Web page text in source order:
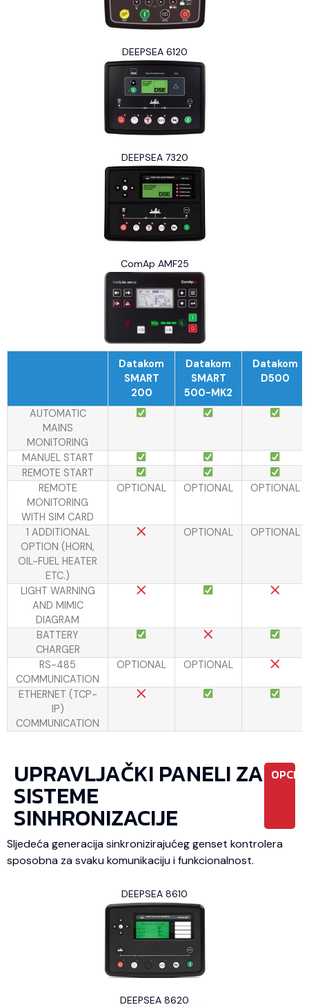
DEEPSEA 6120
DEEPSEA 7320
ComAp AMF25
Datakom
SMART
200
Datakom
SMART
500-MK2
Datakom
D500
AUTOMATIC
MAINS
MONITORING
MANUEL START
REMOTE START
REMOTE
MONITORING
WITH SIM CARD
OPTIONAL OPTIONAL OPTIONAL
1 ADDITIONAL
OPTION (HORN,
OIL-FUEL HEATER
ETC.)
OPTIONAL OPTIONAL
LIGHT WARNING
AND MIMIC
DIAGRAM
BATTERY
CHARGER
RS-485
COMMUNICATION
OPTIONAL OPTIONAL
ETHERNET (TCP-
IP)
COMMUNICATION
UPRAVLJAČKI PANELI ZA
SISTEME
SINHRONIZACIJE
Sljedeća generacija sinkronizirajućeg genset kontrolera
sposobna za svaku komunikaciju i funkcionalnost.
DEEPSEA 8610
DEEPSEA 8620